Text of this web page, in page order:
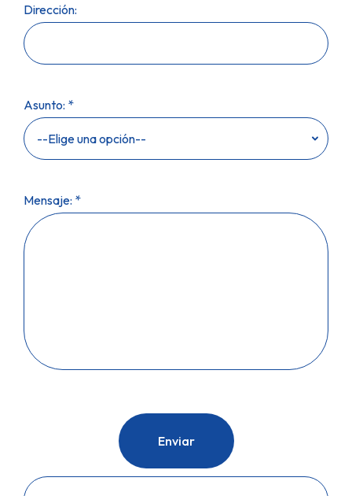
Dirección:
Asunto: *
Mensaje: *